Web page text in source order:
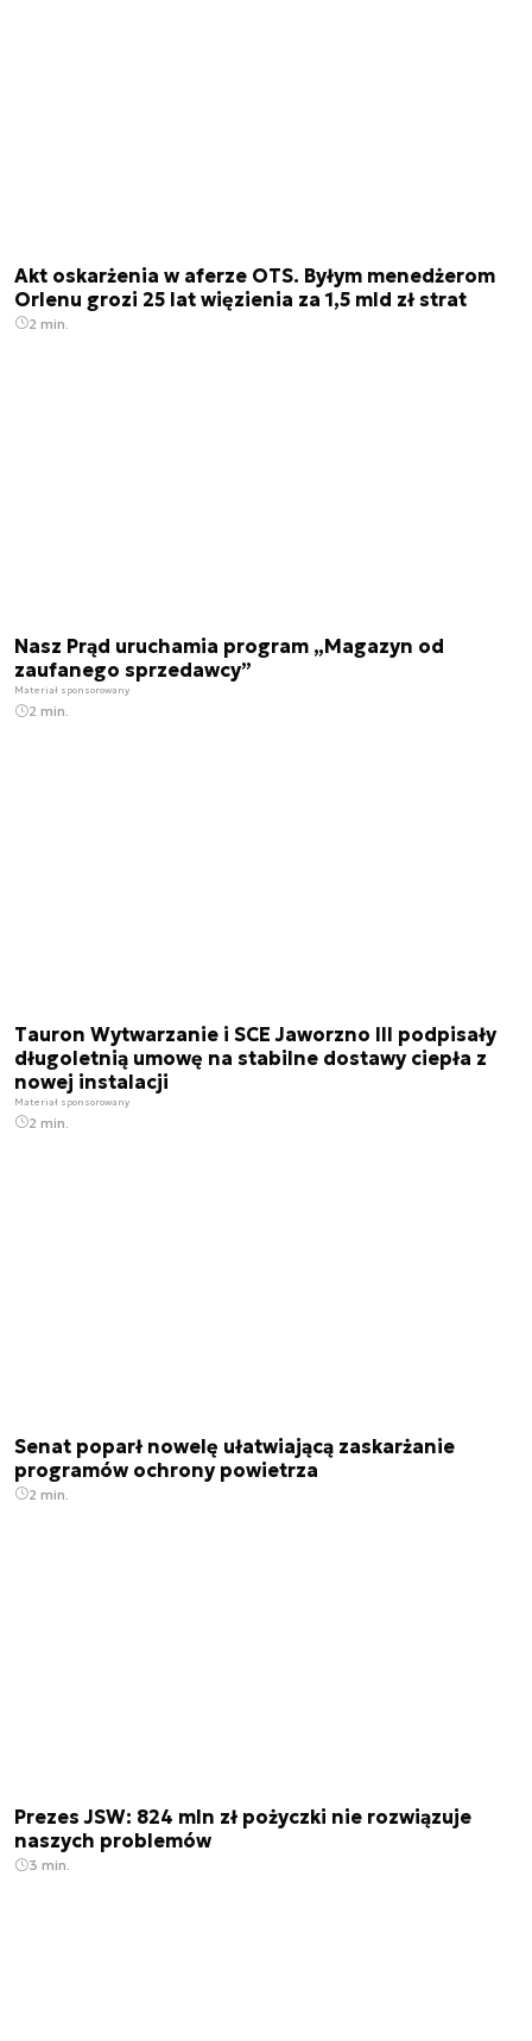
Akt oskarżenia w aferze OTS. Byłym menedżerom
Orlenu grozi 25 lat więzienia za 1,5 mld zł strat
2 min.
Nasz Prąd uruchamia program „Magazyn od
zaufanego sprzedawcy”
Materiał sponsorowany
2 min.
Tauron Wytwarzanie i SCE Jaworzno III podpisały
długoletnią umowę na stabilne dostawy ciepła z
nowej instalacji
Materiał sponsorowany
2 min.
Senat poparł nowelę ułatwiającą zaskarżanie
programów ochrony powietrza
2 min.
Prezes JSW: 824 mln zł pożyczki nie rozwiązuje
naszych problemów
3 min.